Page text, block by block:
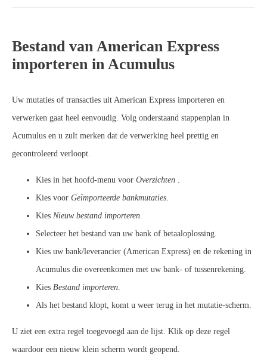
Bestand van American Express
importeren in Acumulus
Uw mutaties of transacties uit American Express importeren en
verwerken gaat heel eenvoudig. Volg onderstaand stappenplan in
Acumulus en u zult merken dat de verwerking heel prettig en
gecontroleerd verloopt.
Kies in het hoofd-menu voor Overzichten .
Kies voor Geïmporteerde bankmutaties.
Kies Nieuw bestand importeren.
Selecteer het bestand van uw bank of betaaloplossing.
Kies uw bank/leverancier (American Express) en de rekening in
Acumulus die overeenkomen met uw bank- of tussenrekening.
Kies Bestand importeren.
Als het bestand klopt, komt u weer terug in het mutatie-scherm.
U ziet een extra regel toegevoegd aan de lijst. Klik op deze regel
waardoor een nieuw klein scherm wordt geopend.